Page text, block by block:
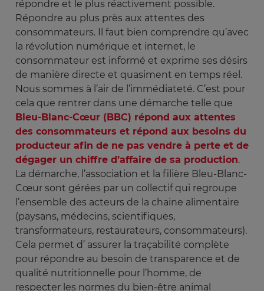
répondre et le plus réactivement possible.
Répondre au plus près aux attentes des
consommateurs. Il faut bien comprendre qu’avec
la révolution numérique et internet, le
consommateur est informé et exprime ses désirs
de manière directe et quasiment en temps réel.
Nous sommes à l’air de l’immédiateté. C’est pour
cela que rentrer dans une démarche telle que
Bleu-Blanc-Cœur (BBC) répond aux attentes
des consommateurs et répond aux besoins du
producteur afin de ne pas vendre à perte et de
dégager un chiffre d’affaire de sa production.
La démarche, l’association et la filière Bleu-Blanc-
Cœur sont gérées par un collectif qui regroupe
l’ensemble des acteurs de la chaine alimentaire
(paysans, médecins, scientifiques,
transformateurs, restaurateurs, consommateurs).
Cela permet d’ assurer la traçabilité complète
pour répondre au besoin de transparence et de
qualité nutritionnelle pour l’homme, de
respecter les normes du bien-être animal